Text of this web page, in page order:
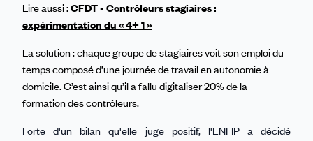
Lire aussi :CFDT - Contrôleurs stagiaires :
expérimentation du « 4+ 1 »
La solution : chaque groupe de stagiaires voit son emploi du
temps composé d’une journée de travail en autonomie à
domicile. C’est ainsi qu’il a fallu digitaliser 20% de la
formation des contrôleurs.
Forte d'un bilan qu'elle juge positif, l'ENFIP a décidé